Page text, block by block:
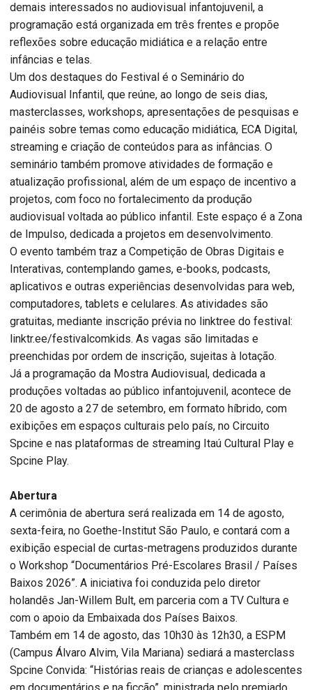
demais interessados no audiovisual infantojuvenil, a
programação está organizada em três frentes e propõe
reflexões sobre educação midiática e a relação entre
infâncias e telas.
Um dos destaques do Festival é o Seminário do
Audiovisual Infantil, que reúne, ao longo de seis dias,
masterclasses, workshops, apresentações de pesquisas e
painéis sobre temas como educação midiática, ECA Digital,
streaming e criação de conteúdos para as infâncias. O
seminário também promove atividades de formação e
atualização profissional, além de um espaço de incentivo a
projetos, com foco no fortalecimento da produção
audiovisual voltada ao público infantil. Este espaço é a Zona
de Impulso, dedicada a projetos em desenvolvimento.
O evento também traz a Competição de Obras Digitais e
Interativas, contemplando games, e-books, podcasts,
aplicativos e outras experiências desenvolvidas para web,
computadores, tablets e celulares. As atividades são
gratuitas, mediante inscrição prévia no linktree do festival:
linktr.ee/festivalcomkids. As vagas são limitadas e
preenchidas por ordem de inscrição, sujeitas à lotação.
Já a programação da Mostra Audiovisual, dedicada a
produções voltadas ao público infantojuvenil, acontece de
20 de agosto a 27 de setembro, em formato híbrido, com
exibições em espaços culturais pelo país, no Circuito
Spcine e nas plataformas de streaming Itaú Cultural Play e
Spcine Play.
Abertura
A cerimônia de abertura será realizada em 14 de agosto,
sexta-feira, no Goethe-Institut São Paulo, e contará com a
exibição especial de curtas-metragens produzidos durante
o Workshop “Documentários Pré-Escolares Brasil / Países
Baixos 2026”. A iniciativa foi conduzida pelo diretor
holandês Jan-Willem Bult, em parceria com a TV Cultura e
com o apoio da Embaixada dos Países Baixos.
Também em 14 de agosto, das 10h30 às 12h30, a ESPM
(Campus Álvaro Alvim, Vila Mariana) sediará a masterclass
Spcine Convida: “Histórias reais de crianças e adolescentes